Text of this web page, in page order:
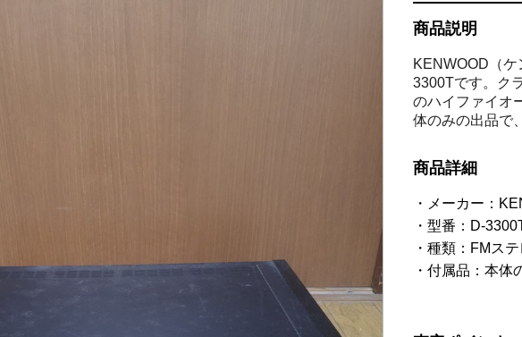
商品説明
KENWOOD（
3300Tです。ク
のハイファイオ
体のみの出品で
商品詳細
メーカー：
型番：D-
種類：FMス
付属品：本体